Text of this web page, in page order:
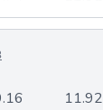
11.92